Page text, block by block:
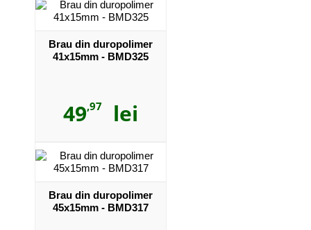
Brau din duropolimer
41x15mm - BMD325
49,97 lei
Brau din duropolimer
45x15mm - BMD317